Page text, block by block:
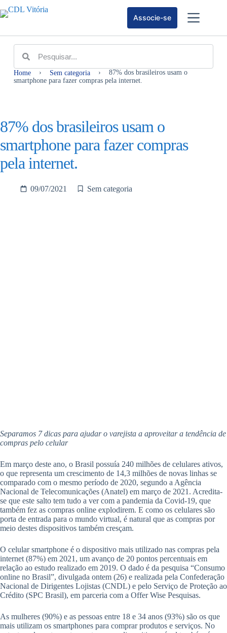
Associe-se
Home › Sem categoria ›
87% dos brasileiros usam o
smartphone para fazer compras pela internet.
87% dos brasileiros usam o
smartphone para fazer compras
pela internet.
09/07/2021 Sem categoria
Separamos 7 dicas para ajudar o varejista a aproveitar a tendência de
compras pelo celular
Em março deste ano, o Brasil possuía 240 milhões de celulares ativos,
o que representa um crescimento de 14,3 milhões de novas linhas se
comparado com o mesmo período de 2020, segundo a Agência
Nacional de Telecomunicações (Anatel) em março de 2021. Acredita-
se que este salto tem tudo a ver com a pandemia da Covid-19, que
também fez as compras online explodirem. E como os celulares são
porta de entrada para o mundo virtual, é natural que as compras por
meio destes dispositivos também cresçam.
O celular smartphone é o dispositivo mais utilizado nas compras pela
internet (87%) em 2021, um avanço de 20 pontos percentuais em
relação ao estudo realizado em 2019. O dado é da pesquisa “Consumo
online no Brasil”, divulgada ontem (26) e realizada pela Confederação
Nacional de Dirigentes Lojistas (CNDL) e pelo Serviço de Proteção ao
Crédito (SPC Brasil), em parceria com a Offer Wise Pesquisas.
As mulheres (90%) e as pessoas entre 18 e 34 anos (93%) são os que
mais utilizam os smartphones para comprar produtos e serviços. No